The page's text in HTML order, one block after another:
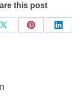
this post
Share
Share
Share